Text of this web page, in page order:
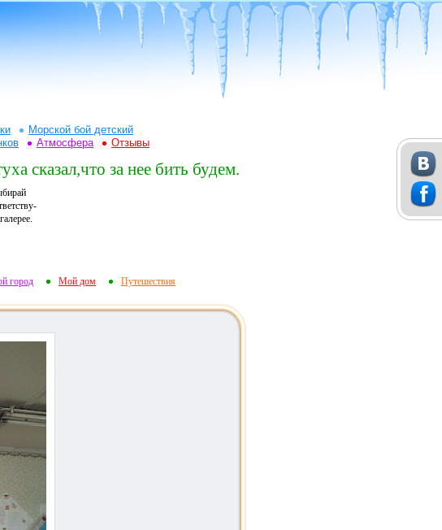
Морской бой детский
Атмосфера Отзывы
сказал,что за нее бить будем.
город Мой дом Путешествия